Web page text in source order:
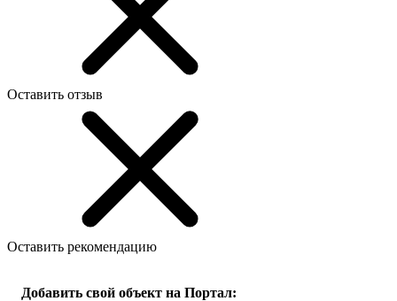
Оставить отзыв
Оставить рекомендацию
Добавить свой объект на Портал: